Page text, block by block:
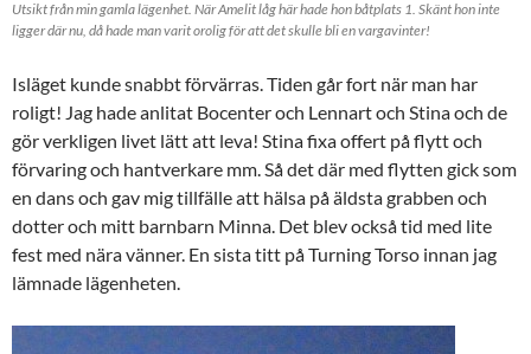
Utsikt från min gamla lägenhet. När Amelit låg här hade hon båtplats 1. Skänt hon inte
ligger där nu, då hade man varit orolig för att det skulle bli en vargavinter!
Isläget kunde snabbt förvärras. Tiden går fort när man har
roligt! Jag hade anlitat Bocenter och Lennart och Stina och de
gör verkligen livet lätt att leva! Stina fixa offert på flytt och
förvaring och hantverkare mm. Så det där med flytten gick som
en dans och gav mig tillfälle att hälsa på äldsta grabben och
dotter och mitt barnbarn Minna. Det blev också tid med lite
fest med nära vänner. En sista titt på Turning Torso innan jag
lämnade lägenheten.